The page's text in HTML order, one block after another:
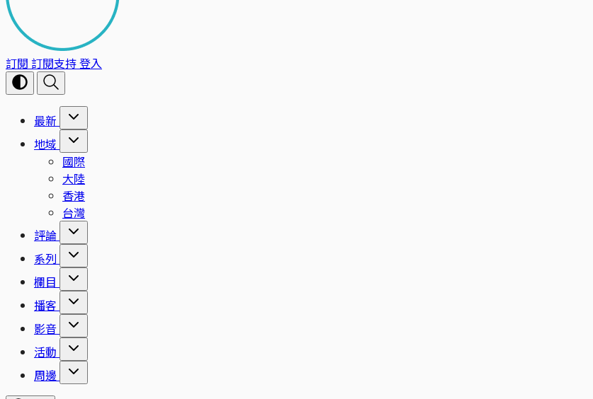
訂閱 訂閱支持登入
最新
地域
國際
大陸
香港
台灣
評論
系列
欄目
播客
影音
活動
周邊